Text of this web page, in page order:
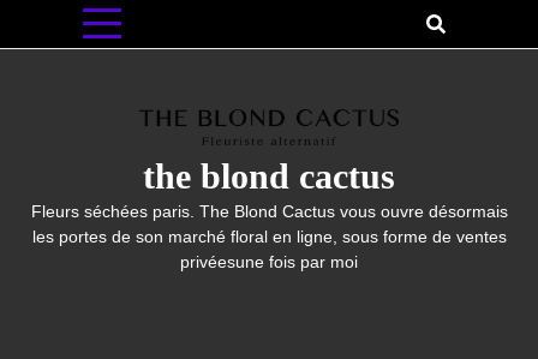
the blond cactus
Fleurs séchées paris. The Blond Cactus vous ouvre désormais
les portes de son marché floral en ligne, sous forme de ventes
privéesune fois par moi